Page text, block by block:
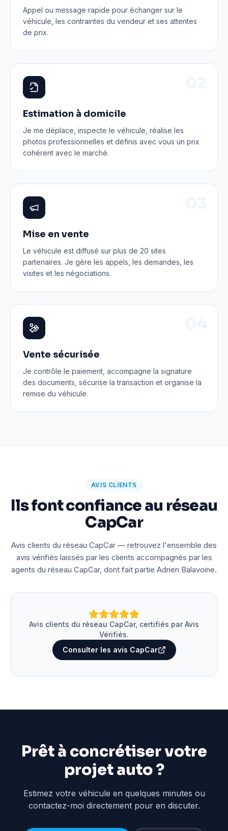
Appel ou message rapide pour échanger sur le
véhicule, les contraintes du vendeur et ses attentes
de prix.
Estimation à domicile
Je me déplace, inspecte le véhicule, réalise les
photos professionnelles et définis avec vous un prix
cohérent avec le marché.
Mise en vente
Le véhicule est diffusé sur plus de 20 sites
partenaires. Je gère les appels, les demandes, les
visites et les négociations.
Vente sécurisée
Je contrôle le paiement, accompagne la signature
des documents, sécurise la transaction et organise la
remise du véhicule.
AVIS CLIENTS
Ils font confiance au réseau
CapCar
Avis clients du réseau CapCar — retrouvez l'ensemble des
avis vérifiés laissés par les clients accompagnés par les
agents du réseau CapCar, dont fait partie Adrien Balavoine.
Avis clients du réseau CapCar, certifiés par Avis
Vérifiés.
Consulter les avis CapCar
Prêt à concrétiser votre
projet auto ?
Estimez votre véhicule en quelques minutes ou
contactez-moi directement pour en discuter.